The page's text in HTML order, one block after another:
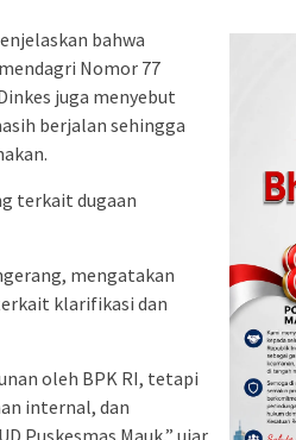
bahwa
Nomor 77
juga menyebut
berjalan sehingga
terkait dugaan
mengatakan
klarifikasi dan
oleh BPK RI, tetapi
internal, dan